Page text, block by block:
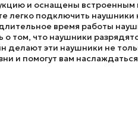
и оснащены встроенным
легко подключить наушники
время работы
том, что наушники
делают эти наушники не
и помогут вам